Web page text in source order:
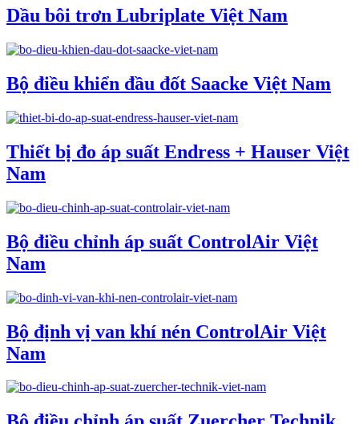
Dầu bôi trơn Lubriplate Việt Nam
Bộ điều khiển đầu đốt Saacke Việt Nam
Thiết bị đo áp suất Endress + Hauser Việt
Nam
Bộ điều chỉnh áp suất ControlAir Việt
Nam
Bộ định vị van khí nén ControlAir Việt
Nam